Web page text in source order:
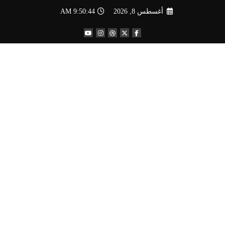
أغسطس 8, 2026 9:50:46 AM